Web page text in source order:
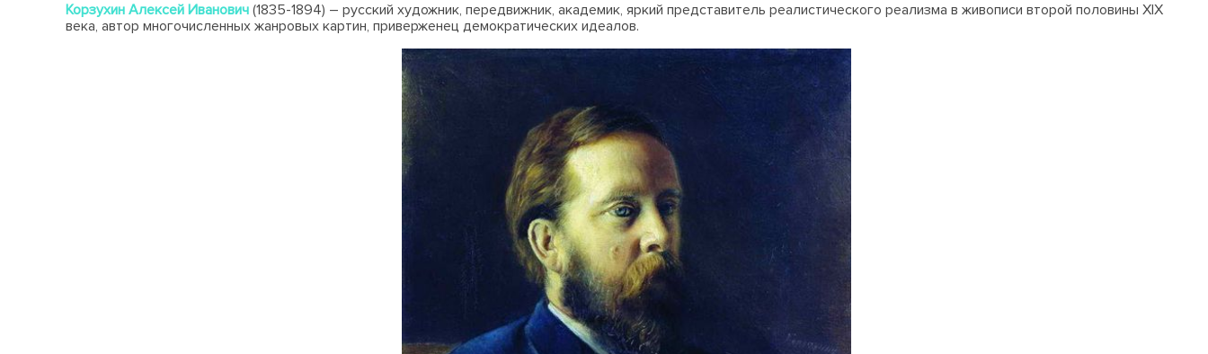
Корзухин Алексей Иванович (1835-1894) – русский художник, передвижник, академик, яркий представитель реалистического реализма в живописи второй половины XIX
века, автор многочисленных жанровых картин, приверженец демократических идеалов.